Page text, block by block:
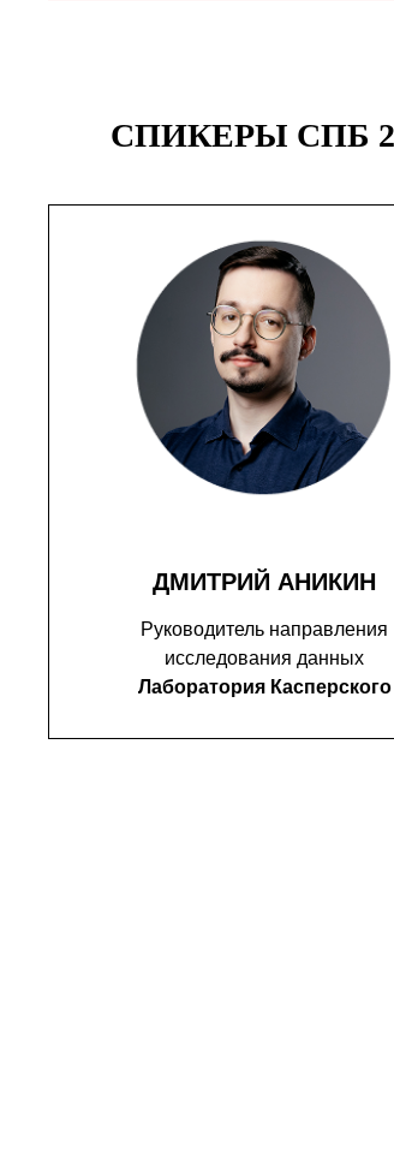
СПИКЕРЫ СПБ
ДМИТРИЙ АНИКИН
Руководитель направления
исследования данных
Лаборатория Касперского